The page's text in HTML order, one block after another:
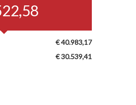
€ 40.983,17
€ 30.539,41